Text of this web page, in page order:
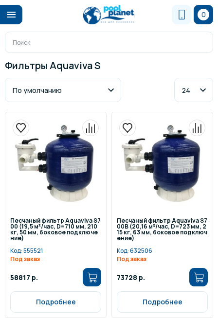
0
Фильтры Aquaviva S
Песчаный фильтр Aquaviva S7
00 (19,5 м³/час, D=710 мм, 210
кг, 50 мм, боковое подключе
ние)
Код:555521
Под заказ
58817 р.
Подробнее
Песчаный фильтр Aquaviva S7
00B (20,16 м³/час, D=723 мм, 2
15 кг, 63 мм, боковое подключ
ение)
Код:632506
Под заказ
73728 р.
Подробнее